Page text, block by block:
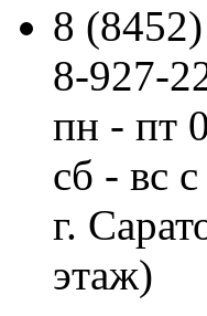
8
8-927-
пн - пт
сб - вс
г.
этаж)